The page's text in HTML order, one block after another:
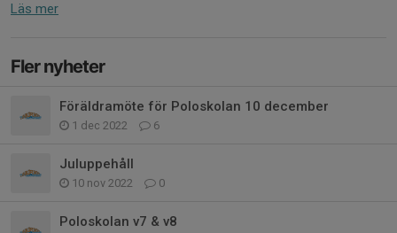
Läs mer
Fler nyheter
Föräldramöte för Poloskolan 10 december
1 dec 2022 6
Juluppehåll
10 nov 2022 0
Poloskolan v7 & v8